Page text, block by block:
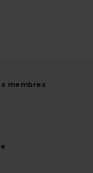
membres